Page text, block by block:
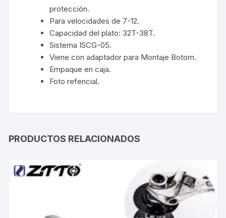
protección.
Para velocidades de 7-12.
Capacidad del plato: 32T-38T.
Sistema ISCG-05.
Viene con adaptador para Montaje Botom.
Empaque en caja.
Foto refencial.
PRODUCTOS RELACIONADOS